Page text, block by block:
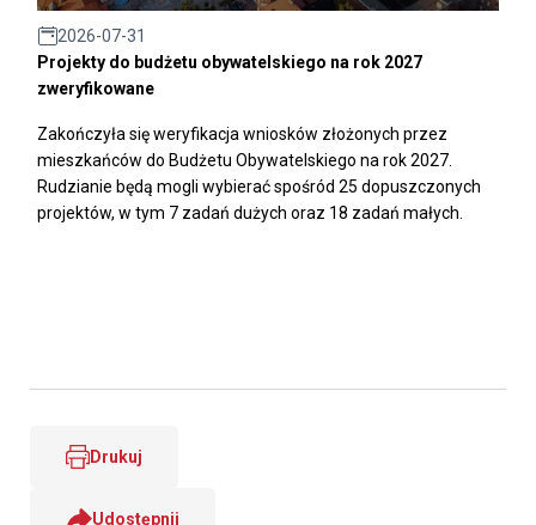
2026-07-31
Projekty do budżetu obywatelskiego na rok 2027
zweryfikowane
Zakończyła się weryfikacja wniosków złożonych przez
mieszkańców do Budżetu Obywatelskiego na rok 2027.
Rudzianie będą mogli wybierać spośród 25 dopuszczonych
projektów, w tym 7 zadań dużych oraz 18 zadań małych.
Drukuj
Udostępnij